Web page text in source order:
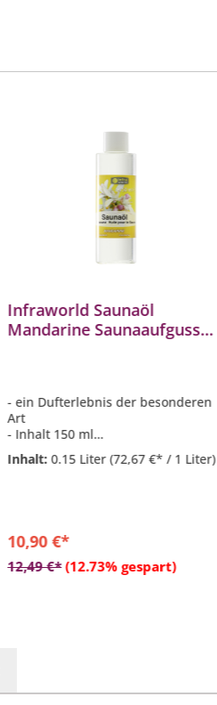
Infraworld Saunaöl
Mandarine Saunaaufguss
- ein Dufterlebnis der besonderen
Art
- Inhalt 150 ml
- Kunststoffflasche mit Aufhänger
Inhalt:0.15 Liter(72,67 €* / 1 Liter)
10,90 €*
12,49 €* (12.73% gespart)
In den Warenkorb